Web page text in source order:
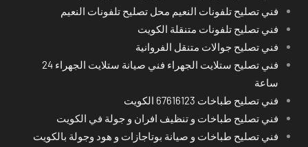
فني تصليح تلفونات النعيم محل تصليح تلفونات النعيم
فني تصليح تلفونات متنقلة الكويت
فني تصليح جوالات متنقل الفروانية
فني تصليح ستلايت الجهراء فني صيانة ستلايت الجهراء 24
ساعة
فني تصليح طباخات 67616123 الكويت
فني تصليح طباخات و تنظيف افران و جولة في الكويت
فني تصليح طباخات و صيانة بوتاجازات و هود وجولة بالكويت